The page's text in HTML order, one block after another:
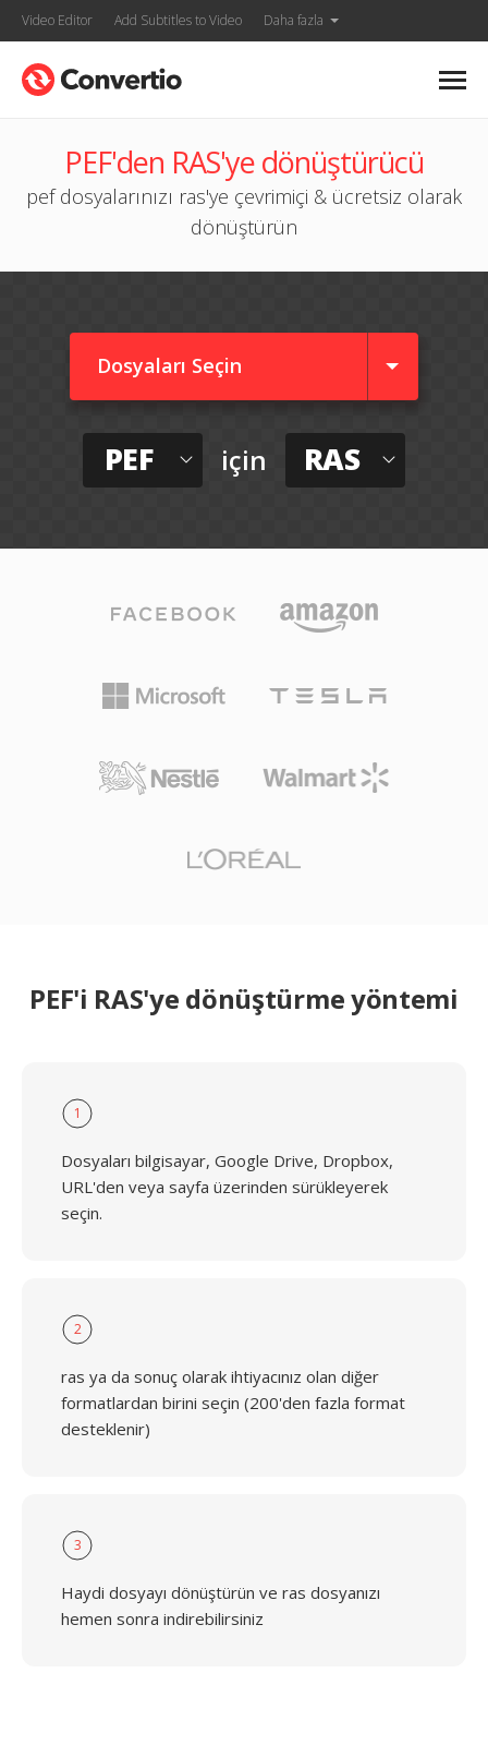
Video Editor Add Subtitles to Video Daha fazla
PEF'den RAS'ye dönüştürücü
pef dosyalarınızı ras'ye çevrimiçi & ücretsiz olarak
dönüştürün
Dosyaları Seçin
PEF için RAS
PEF'i RAS'ye dönüştürme yöntemi
1
Dosyaları bilgisayar, Google Drive, Dropbox,
URL'den veya sayfa üzerinden sürükleyerek
seçin.
2
ras ya da sonuç olarak ihtiyacınız olan diğer
formatlardan birini seçin (200'den fazla format
desteklenir)
3
Haydi dosyayı dönüştürün ve ras dosyanızı
hemen sonra indirebilirsiniz